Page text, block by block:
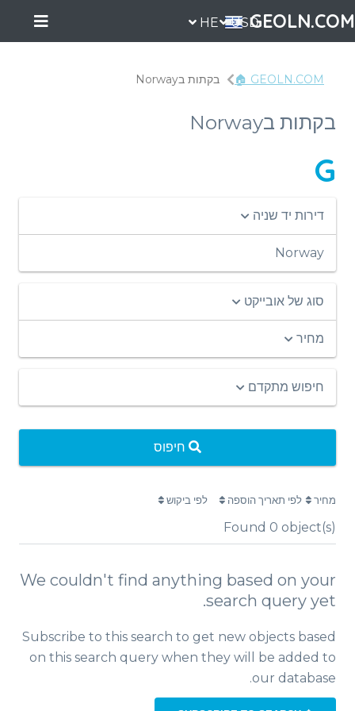
GEOLN.COM
HE USD
GEOLN.COM 🏠 בקתות בNorway
בקתות בNorway
G
דירות יד שניה
Norway
סוג של אובייקט
מחיר
חיפוש מתקדם
חיפוס
מחיר לפי תאריך הוספה לפי ביקוש
Found 0 object(s)
We couldn't find anything based on your
search query yet.
Subscribe to this search to get new objects based
on this search query when they will be added to
our database.